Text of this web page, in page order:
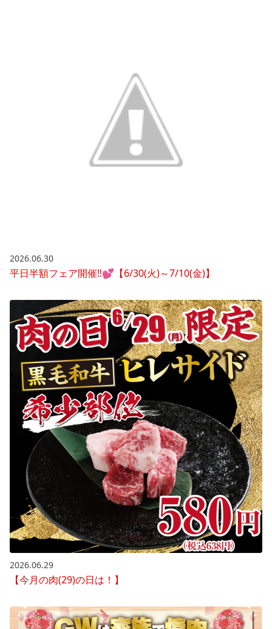
2026.06.30
平日半額フェア開催‼💕【6/30(火)～7/10(金)】
2026.06.29
【今月の肉(29)の日は！】